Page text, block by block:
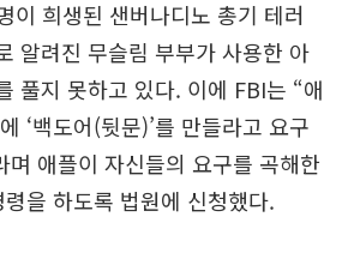
이 희생된 샌버나디노 총기 테러
알려진 무슬림 부부가 사용한 아
풀지 못하고 있다. 이에 FBI는 “애
‘백도어(뒷문)’를 만들라고 요구
며 애플이 자신들의 요구를 곡해한
을 하도록 법원에 신청했다.